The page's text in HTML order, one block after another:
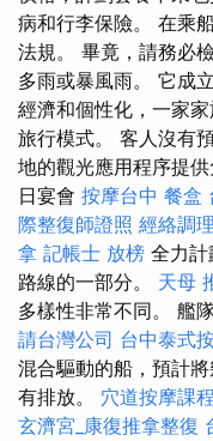
病和行李保險。 在乘
法規。 畢竟，請務必
多雨或暴風雨。 它成
經濟和個性化，一家
旅行模式。 客人沒有
地的觀光應用程序提
日宴會 按摩台中 餐盒
際整復師證照 經絡調理
拿 記帳士 放榜 全力
路線的一部分。 天母
多樣性非常不同。 艦
請台灣公司 台中泰式
混合驅動的船，預計
有排放。 穴道按摩課程
玄濟宮_康復推拿整復